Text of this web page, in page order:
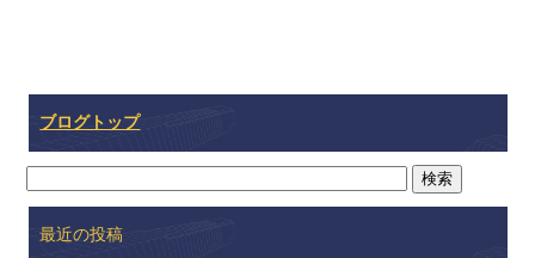
ブログトップ
最近の投稿